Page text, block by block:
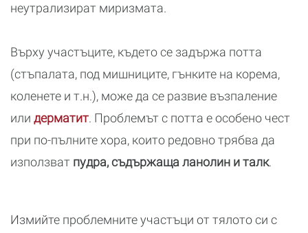
неутрализират миризмата.
Върху участъците, където се задържа потта
(стъпалата, под мишниците, гънките на корема,
коленете и т.н.), може да се развие възпаление
или дерматит. Проблемът с потта е особено чест
при по-пълните хора, които редовно трябва да
използват пудра, съдържаща ланолин и талк.
Измийте проблемните участъци от тялото си с